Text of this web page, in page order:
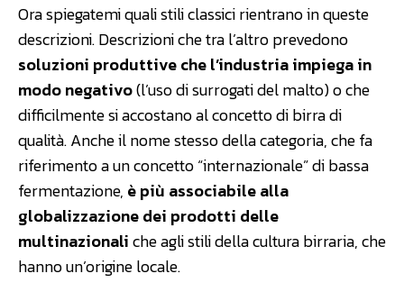
Ora spiegatemi quali stili classici rientrano in queste
descrizioni. Descrizioni che tra l’altro prevedono
soluzioni produttive che l’industria impiega in
modo negativo(l’uso di surrogati del malto) o che
difficilmente si accostano al concetto di birra di
qualità. Anche il nome stesso della categoria, che fa
riferimento a un concetto “internazionale” di bassa
fermentazione, è più associabile alla
globalizzazione dei prodotti delle
multinazionaliche agli stili della cultura birraria, che
hanno un’origine locale.